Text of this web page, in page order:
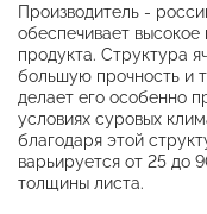
Производитель -
обеспечивает высокое
продукта. Структура
большую прочность и
делает его особенно
условиях суровых
благодаря этой
варьируется от 25 до
толщины листа.